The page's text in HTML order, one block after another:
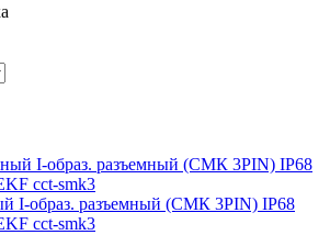
I-образ. разъемный (СМК 3PIN) IP68
cct-smk3